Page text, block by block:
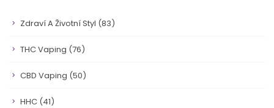
Zdraví A Životní Styl (83)
THC Vaping (76)
CBD Vaping (50)
HHC (41)